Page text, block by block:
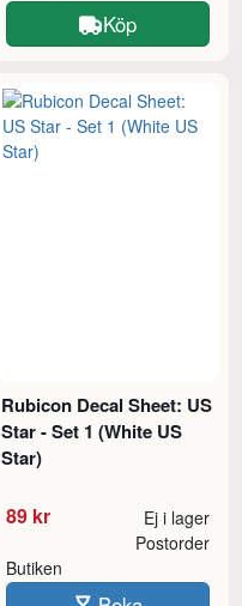
Köp
Rubicon Decal Sheet: US
Star - Set 1 (White US
Star)
89 kr Ej i lager
Butiken
Postorder